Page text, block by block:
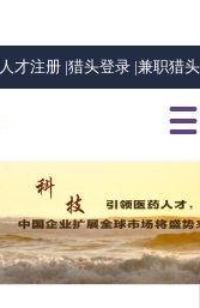
人才注册 |猎头登录 |兼职猎头
